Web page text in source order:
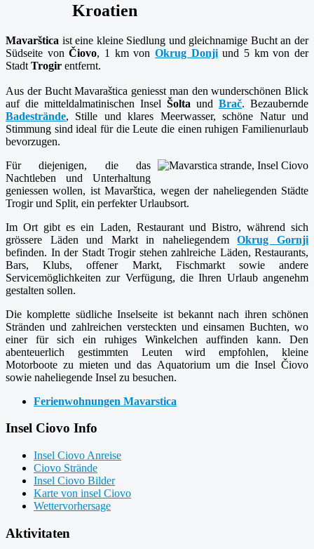
Kroatien
Mavarštica ist eine kleine Siedlung und gleichnamige Bucht an der
Südseite vonČiovo, 1 km vonOkrug Donjiund 5 km von der
Stadt Trogir entfernt.
Aus der Bucht Mavaraštica geniesst man den wunderschönen Blick
auf die mitteldalmatinischen Insel Šolta und Brač. Bezaubernde
Badestrände, Stille und klares Meerwasser, schöne Natur und
Stimmung sind ideal für die Leute die einen ruhigen Familienurlaub
bevorzugen.
Für diejenigen, die das
Nachtleben und Unterhaltung
geniessen wollen, ist Mavarštica, wegen der naheliegenden Städte
Trogir und Split, ein perfekter Urlaubsort.
Im Ort gibt es ein Laden, Restaurant und Bistro, während sich
grössere Läden und Markt in naheliegendemOkrug Gornji
befinden. In der Stadt Trogir stehen zahlreiche Läden, Restaurants,
Bars, Klubs, offener Markt, Fischmarkt sowie andere
Servicemöglichkeiten zur Verfügung, die Ihren Urlaub angenehm
gestalten sollen.
Die komplette südliche Inselseite ist bekannt nach ihren schönen
Stränden und zahlreichen versteckten und einsamen Buchten, wo
einer für sich ein ruhiges Winkelchen auffinden kann. Den
abenteuerlich gestimmten Leuten wird empfohlen, kleine
Motorboote zu mieten und das Aquatorium um die Insel Čiovo
sowie naheliegende Insel zu besuchen.
Ferienwohnungen Mavarstica
Insel Ciovo Info
Insel Ciovo Anreise
Ciovo Strände
Insel Ciovo Bilder
Karte von insel Ciovo
Wettervorhersage
Aktivitaten